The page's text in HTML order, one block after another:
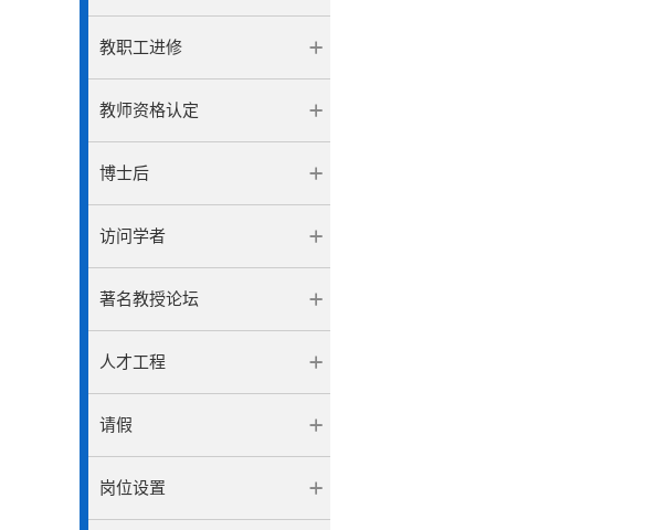
教职工进修
教师资格认定
博士后
访问学者
著名教授论坛
人才工程
请假
岗位设置